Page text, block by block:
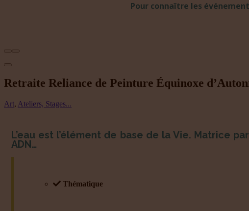
Pour connaître les
Retraite Reliance de Peinture Équinoxe
Art, Ateliers, Stages...
L’eau est l’élément de base de la Vie.
ADN…
Thématique